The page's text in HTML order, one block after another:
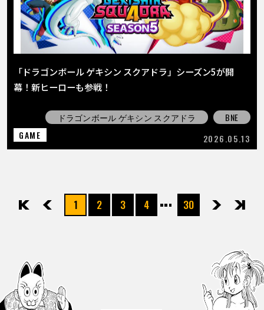
「ドラゴンボール ゲキシン スクアドラ」シーズン5が開
幕！新ヒーローも参戦！
ドラゴンボール ゲキシン スクアドラ
BNE
GAME
2026.05.13
先頭 前へ1 2 3 4 30次へ最後